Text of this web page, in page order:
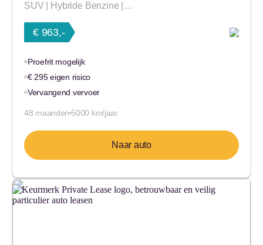
SUV | Hybride Benzine |…
€ 963,-
Proefrit mogelijk
€ 295 eigen risico
Vervangend vervoer
48 maanden 5000 km/jaar
Naar auto